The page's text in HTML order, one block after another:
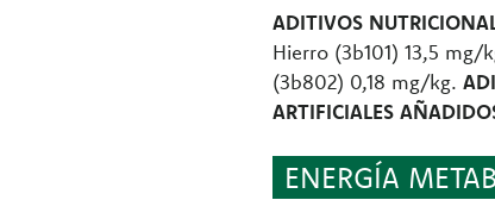
ADITIVOS
Hierro (3b101) 13,5
(3b802) 0,18 mg/kg.
ARTIFICIALES
ENERGÍA